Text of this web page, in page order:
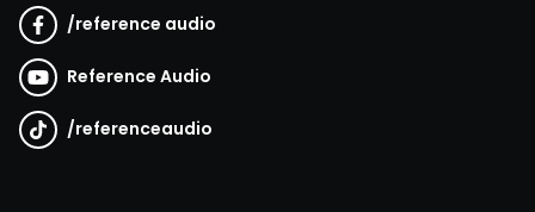
/reference audio
Reference Audio
/referenceaudio